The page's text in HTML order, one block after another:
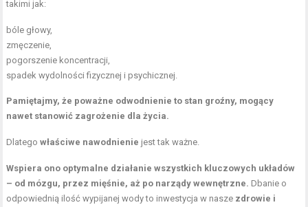
takimi jak:
bóle głowy,
zmęczenie,
pogorszenie koncentracji,
spadek wydolności fizycznej i psychicznej.
Pamiętajmy, że poważne odwodnienie to stan groźny, mogący
nawet stanowić zagrożenie dla życia.
Dlategowłaściwe nawodnienie jest tak ważne.
Wspiera ono optymalne działanie wszystkich kluczowych układów
– od mózgu, przez mięśnie, aż po narządy wewnętrzne. Dbanie o
odpowiednią ilość wypijanej wody to inwestycja w nasze zdrowie i